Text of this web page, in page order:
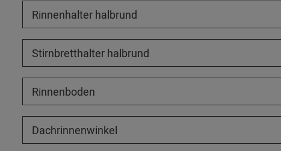
Rinnenhalter halbrund
Stirnbretthalter halbrund
Rinnenboden
Dachrinnenwinkel